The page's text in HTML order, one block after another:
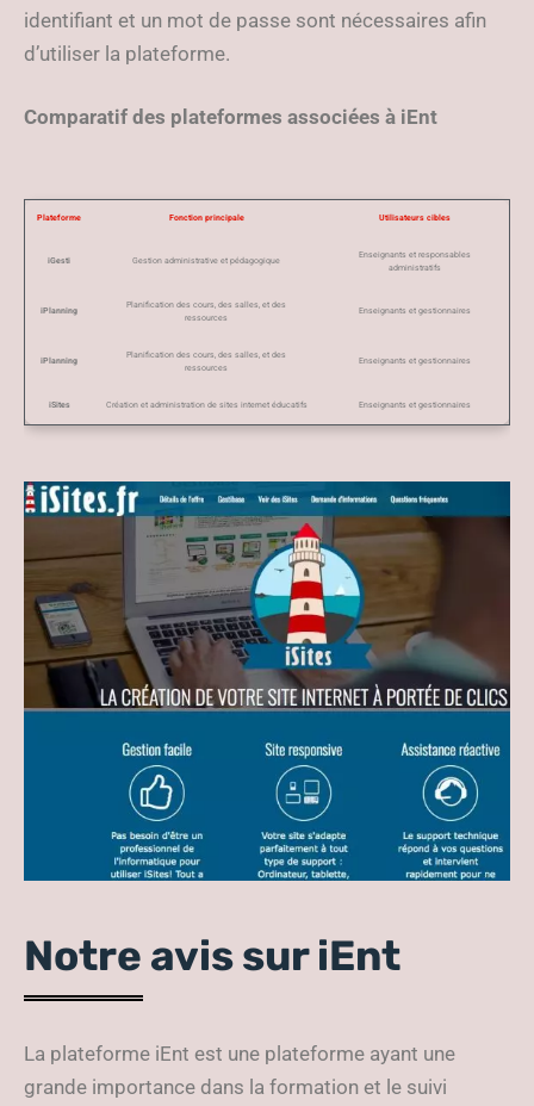
identifiant et un mot de passe sont nécessaires afin
d’utiliser la plateforme.
Comparatif des plateformes associées à iEnt
Plateforme Fonction principale Utilisateurs cibles
iGesti Gestion administrative et pédagogique
Enseignants et responsables
administratifs
iPlanning
Planification des cours, des salles, et des
ressources
Enseignants et gestionnaires
iPlanning
Planification des cours, des salles, et des
ressources
Enseignants et gestionnaires
iSites Création et administration de sites internet éducatifs Enseignants et gestionnaires
Notre avis sur iEnt
La plateforme iEnt est une plateforme ayant une
grande importance dans la formation et le suivi